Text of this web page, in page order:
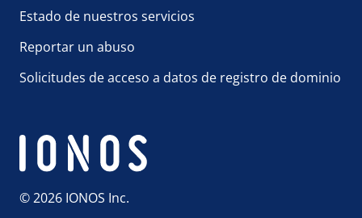
Estado de nuestros servicios
Reportar un abuso
Solicitudes de acceso a datos de registro de dominio
© 2026 IONOS Inc.